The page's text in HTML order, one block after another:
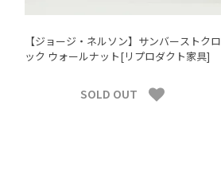
【ジョージ・ネルソン】サンバーストクロ
ック ウォールナット[リプロダクト家具]
SOLD OUT